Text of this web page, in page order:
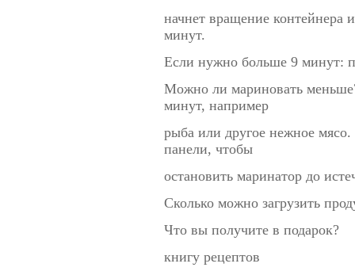
начнет вращение контейнера
минут.
Если нужно больше 9 минут:
Можно ли мариновать
минут, например
рыба или другое нежное
панели, чтобы
остановить маринатор до
Сколько можно загрузить
Что вы получите в подарок?
книгу рецептов